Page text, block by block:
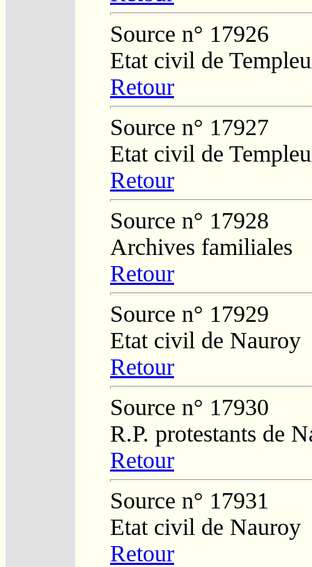
Source n° 17926
Etat civil de
Retour
Source n° 17927
Etat civil de
Retour
Source n° 17928
Archives familiales
Retour
Source n° 17929
Etat civil de Nauroy
Retour
Source n° 17930
R.P. protestants de
Retour
Source n° 17931
Etat civil de Nauroy
Retour